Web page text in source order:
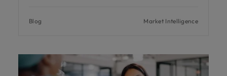
Blog Market Intelligence